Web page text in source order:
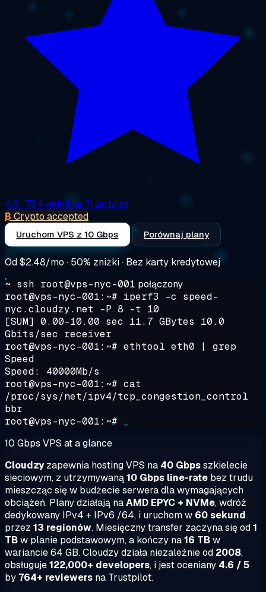
4.6 · 764 opinii na Trustpilot
₿ Crypto accepted
Uruchom VPS z 10 Gbps Porównaj plany
Od$2.48/mo · 50% zniżki · Bez karty kredytowej
~ ssh root@vps-nyc-001 połączony
root@vps-nyc-001:~# iperf3 -c speed-
nyc.cloudzy.net -P 8 -t 10
[SUM] 0.00-10.00 sec 11.7 GBytes 10.0
Gbits/sec receiver
root@vps-nyc-001:~# ethtool eth0 | grep
Speed
Speed: 40000Mb/s
root@vps-nyc-001:~# cat
/proc/sys/net/ipv4/tcp_congestion_control
bbr
root@vps-nyc-001:~#
10 Gbps VPS at a glance
Cloudzyzapewnia hosting VPS na 40 Gbpsszkielecie
sieciowym, z utrzymywaną10 Gbps line-rate bez trudu
mieszcząc się w budżecie serwera dla wymagających
obciążeń. Plany działają naAMD EPYC + NVMe, wdróż
dedykowany IPv4 + IPv6 /64, i uruchom w 60 sekund
przez 13 regionów. Miesięczny transfer zaczyna się od1
TBw planie podstawowym, a kończy na16 TBw
wariancie 64 GB. Cloudzy działa niezależnie od 2008,
obsługuje122,000+ developers, i jest oceniany 4.6 / 5
by 764+ reviewers na Trustpilot.